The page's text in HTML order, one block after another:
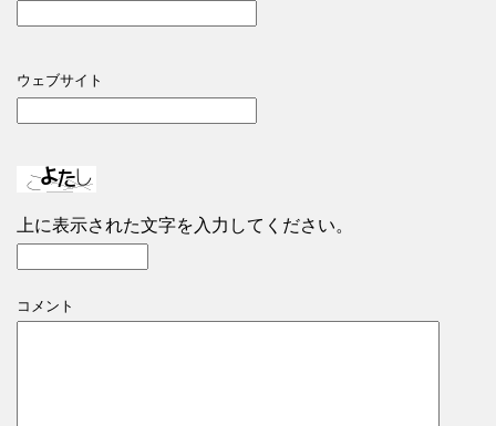
ウェブサイト
上に表示された文字を入力してください。
コメント